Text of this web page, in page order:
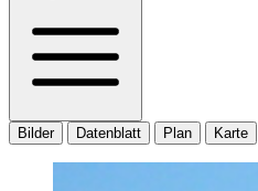
Bilder Datenblatt Plan Karte